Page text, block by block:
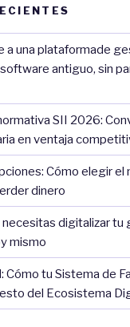
a una plataformade
antiguo, sin
SII 2026:
en ventaja
Cómo elegir
dinero
necesitas digitalizar tu
mismo
Cómo tu Sistema de
del Ecosistema